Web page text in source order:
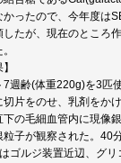
かったので、今年度は
したが、現在のところ
7週齢(体重220g)を3匹
切片をのせ、乳剤をか
下の毛細血管内に現像
粒子が観察された。40
ゴルジ装置近辺、グリ